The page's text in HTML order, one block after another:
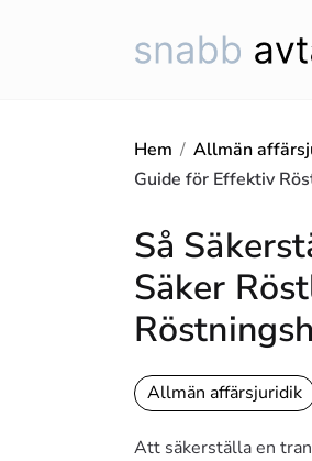
Hem / Allmän
Guide för Effektiv
Så
Säker
Allmän affärsjuridik
Att säkerställa en